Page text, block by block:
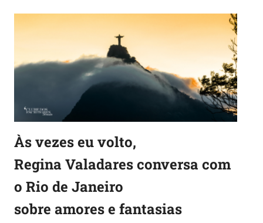
Às vezes eu volto,
Regina Valadares conversa com
o Rio de Janeiro
sobre amores e fantasias